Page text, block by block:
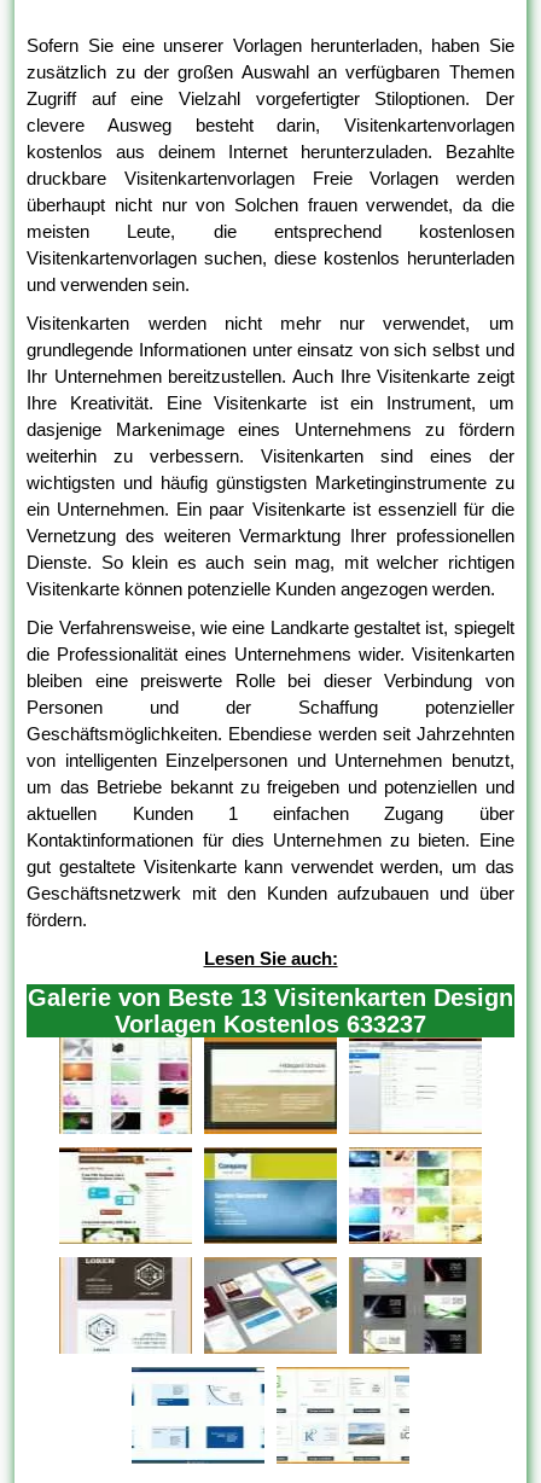
Sofern Sie eine unserer Vorlagen herunterladen, haben Sie
zusätzlich zu der großen Auswahl an verfügbaren Themen
Zugriff auf eine Vielzahl vorgefertigter Stiloptionen. Der
clevere Ausweg besteht darin, Visitenkartenvorlagen
kostenlos aus deinem Internet herunterzuladen. Bezahlte
druckbare Visitenkartenvorlagen Freie Vorlagen werden
überhaupt nicht nur von Solchen frauen verwendet, da die
meisten Leute, die entsprechend kostenlosen
Visitenkartenvorlagen suchen, diese kostenlos herunterladen
und verwenden sein.
Visitenkarten werden nicht mehr nur verwendet, um
grundlegende Informationen unter einsatz von sich selbst und
Ihr Unternehmen bereitzustellen. Auch Ihre Visitenkarte zeigt
Ihre Kreativität. Eine Visitenkarte ist ein Instrument, um
dasjenige Markenimage eines Unternehmens zu fördern
weiterhin zu verbessern. Visitenkarten sind eines der
wichtigsten und häufig günstigsten Marketinginstrumente zu
ein Unternehmen. Ein paar Visitenkarte ist essenziell für die
Vernetzung des weiteren Vermarktung Ihrer professionellen
Dienste. So klein es auch sein mag, mit welcher richtigen
Visitenkarte können potenzielle Kunden angezogen werden.
Die Verfahrensweise, wie eine Landkarte gestaltet ist, spiegelt
die Professionalität eines Unternehmens wider. Visitenkarten
bleiben eine preiswerte Rolle bei dieser Verbindung von
Personen und der Schaffung potenzieller
Geschäftsmöglichkeiten. Ebendiese werden seit Jahrzehnten
von intelligenten Einzelpersonen und Unternehmen benutzt,
um das Betriebe bekannt zu freigeben und potenziellen und
aktuellen Kunden 1 einfachen Zugang über
Kontaktinformationen für dies Unternehmen zu bieten. Eine
gut gestaltete Visitenkarte kann verwendet werden, um das
Geschäftsnetzwerk mit den Kunden aufzubauen und über
fördern.
Lesen Sie auch:
Galerie von Beste 13 Visitenkarten Design
Vorlagen Kostenlos 633237